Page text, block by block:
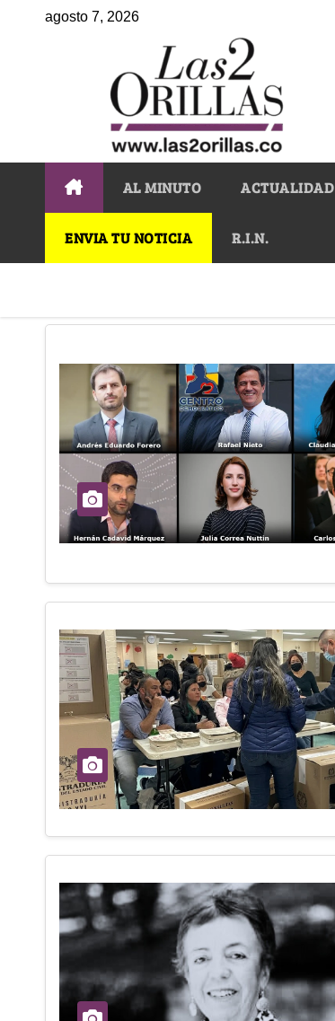
agosto 7, 2026
AL MINUTO ACTUALIDAD
ENVIA TU NOTICIA R.I.N.